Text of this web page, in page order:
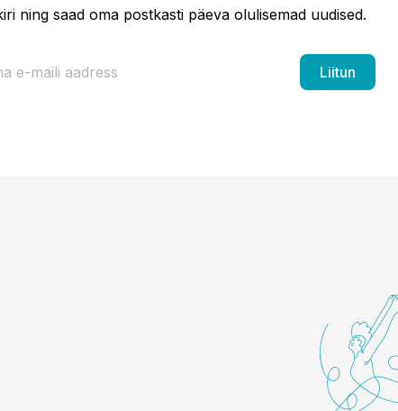
ning saad oma postkasti päeva olulisemad uudised.
Liitun